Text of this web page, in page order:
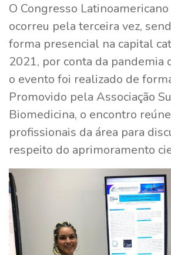
O Congresso
ocorreu pela terceira vez,
forma presencial na capital
2021, por conta da pandemia
o evento foi realizado de
Promovido pela Associação
Biomedicina, o encontro
profissionais da área para
respeito do aprimoramento